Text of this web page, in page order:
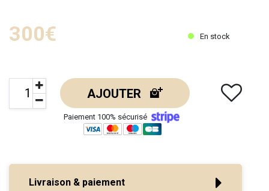
300€ En stock
AJOUTER
Paiement 100% sécurisé
Livraison & paiement